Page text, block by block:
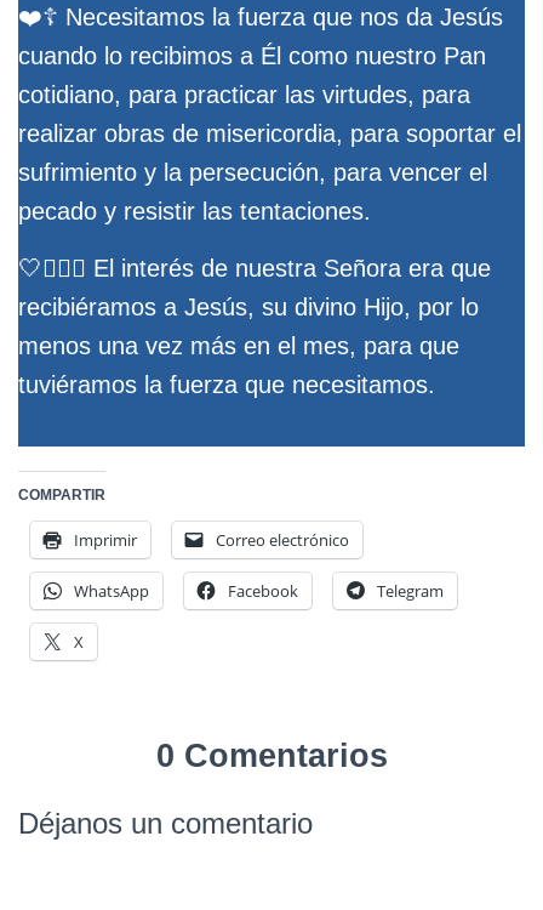
❤️☦️ Necesitamos la fuerza que nos da Jesús
cuando lo recibimos a Él como nuestro Pan
cotidiano, para practicar las virtudes, para
realizar obras de misericordia, para soportar el
sufrimiento y la persecución, para vencer el
pecado y resistir las tentaciones.
🤍🧖🏼‍♀️ El interés de nuestra Señora era que
recibiéramos a Jesús, su divino Hijo, por lo
menos una vez más en el mes, para que
tuviéramos la fuerza que necesitamos.
COMPARTIR
Imprimir Correo electrónico
WhatsApp Facebook Telegram
X
0 Comentarios
Déjanos un comentario